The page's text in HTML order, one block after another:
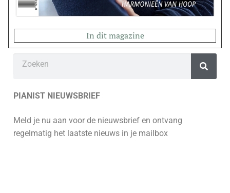
In dit magazine
PIANIST NIEUWSBRIEF
Meld je nu aan voor de nieuwsbrief en ontvang
regelmatig het laatste nieuws in je mailbox